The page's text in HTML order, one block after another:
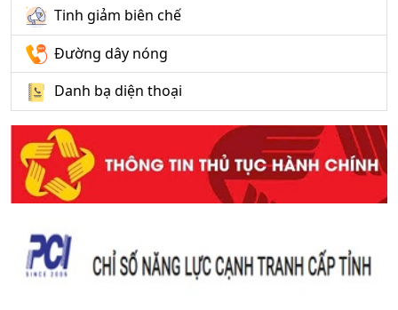
Tinh giảm biên chế
Đường dây nóng
Danh bạ diện thoại